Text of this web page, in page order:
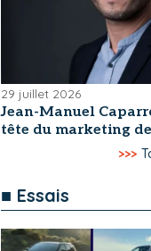
29 juillet 2026
Jean-Manuel
tête du marketing
>>>
■ Essais